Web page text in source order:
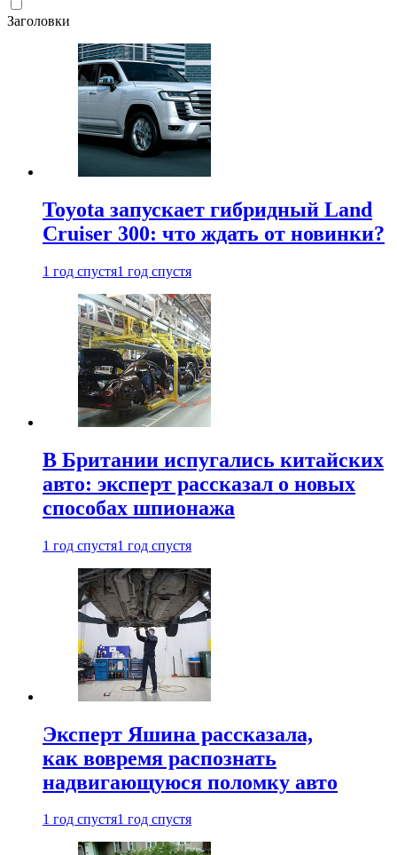
Заголовки
Toyota запускает гибридный Land
Cruiser 300: что ждать от новинки?
1 год спустя1 год спустя
В Британии испугались китайских
авто: эксперт рассказал о новых
способах шпионажа
1 год спустя1 год спустя
Эксперт Яшина рассказала,
как вовремя распознать
надвигающуюся поломку авто
1 год спустя1 год спустя